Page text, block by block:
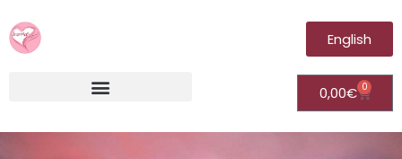
English
0,00€ 0